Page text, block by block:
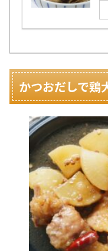
かつおだしで鶏